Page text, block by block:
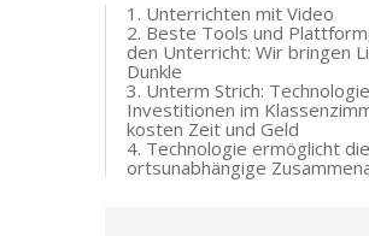
1. Unterrichten mit Video
2. Beste Tools und
den Unterricht: Wir bringen
Dunkle
3. Unterm Strich:
Investitionen im
kosten Zeit und Geld
4. Technologie ermöglicht die
ortsunabhängige